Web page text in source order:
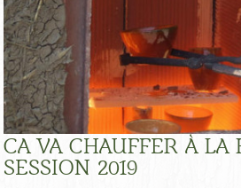
CA VA CHAUFFER À LA
SESSION 2019